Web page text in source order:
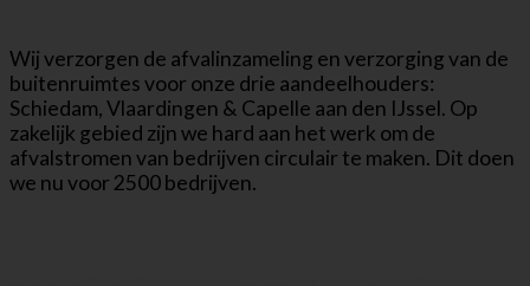
Wij verzorgen de afvalinzameling en verzorging van de
buitenruimtes voor onze drie aandeelhouders:
Schiedam, Vlaardingen & Capelle aan den IJssel. Op
zakelijk gebied zijn we hard aan het werk om de
afvalstromen van bedrijven circulair te maken. Dit doen
we nu voor 2500 bedrijven.